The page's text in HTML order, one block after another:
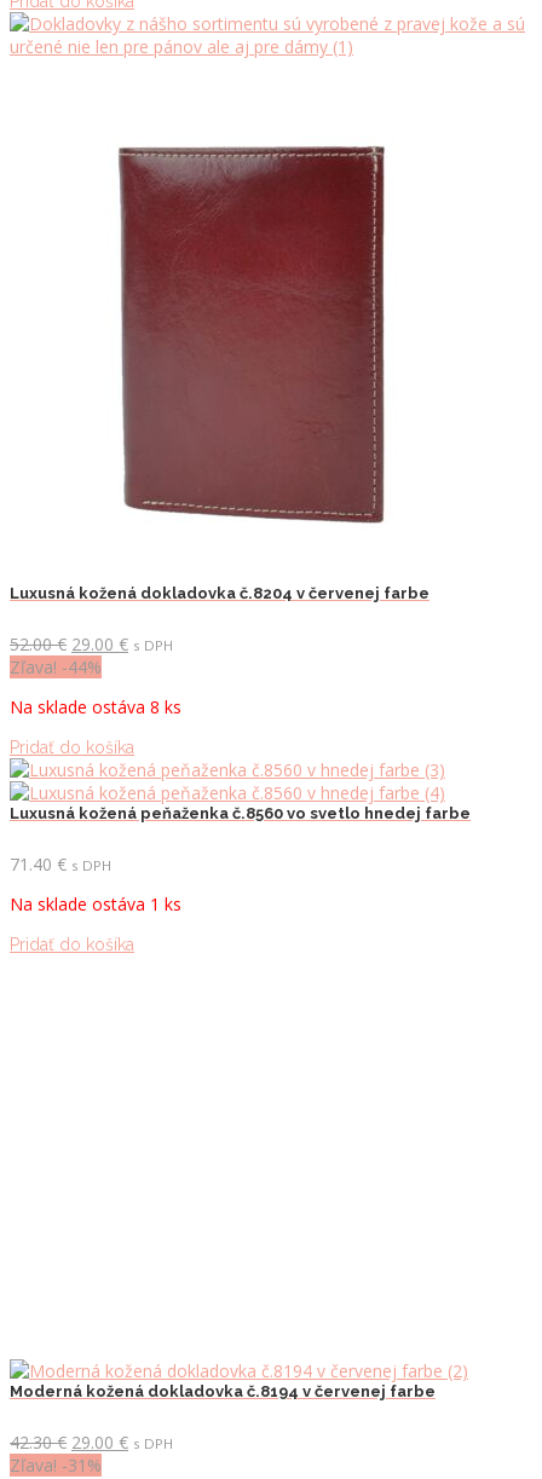
Luxusná kožená dokladovka č.8204 v červenej farbe
52.00€ Pôvodná
cena
52.00 €.
29.00 €Aktuálna
29.00 €.
s DPH
Zľava! -44%
Na sklade ostáva 8 ks
Pridať do košíka
Luxusná kožená peňaženka č.8560 vo svetlo hnedej farbe
71.40 € s DPH
Na sklade ostáva 1 ks
Pridať do košíka
Moderná kožená dokladovka č.8194 v červenej farbe
42.30€ Pôvodná
cena
29.00 €Aktuálna
s DPH
Zľava! -31%